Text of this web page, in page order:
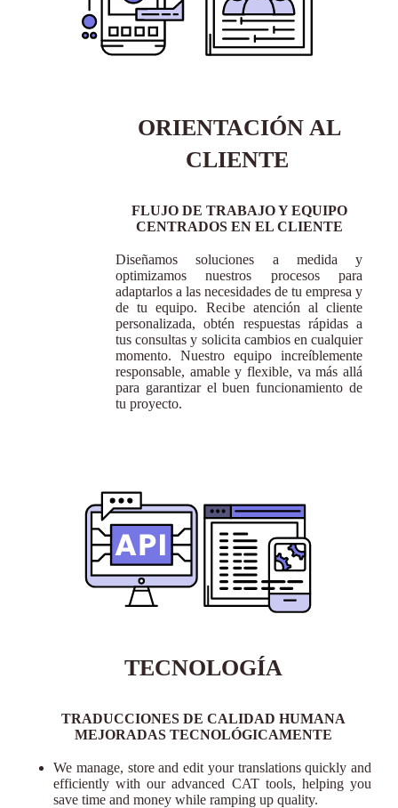
ORIENTACIÓN AL
CLIENTE
FLUJO DE TRABAJO Y EQUIPO
CENTRADOS EN EL CLIENTE
Diseñamos soluciones a medida y
optimizamos nuestros procesos para
adaptarlos a las necesidades de tu empresa y
de tu equipo. Recibe atención al cliente
personalizada, obtén respuestas rápidas a
tus consultas y solicita cambios en cualquier
momento. Nuestro equipo increíblemente
responsable, amable y flexible, va más allá
para garantizar el buen funcionamiento de
tu proyecto.
TECNOLOGÍA
TRADUCCIONES DE CALIDAD HUMANA
MEJORADAS TECNOLÓGICAMENTE
We manage, store and edit your translations quickly and
efficiently with our advanced CAT tools, helping you
save time and money while ramping up quality.